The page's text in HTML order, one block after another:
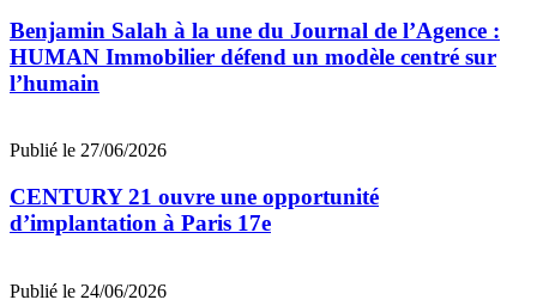
Benjamin Salah à la une du Journal de l’Agence :
HUMAN Immobilier défend un modèle centré sur
l’humain
Publié le 27/06/2026
CENTURY 21 ouvre une opportunité
d’implantation à Paris 17e
Publié le 24/06/2026